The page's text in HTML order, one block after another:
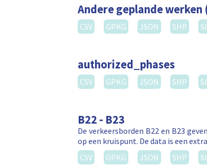
Andere geplande werken
CSV GPKG JSON SHP
authorized_phases
CSV GPKG JSON SHP
B22 - B23
De verkeersborden B22 en B23
op een kruispunt. De data is een
CSV
GPKG JSON SHP